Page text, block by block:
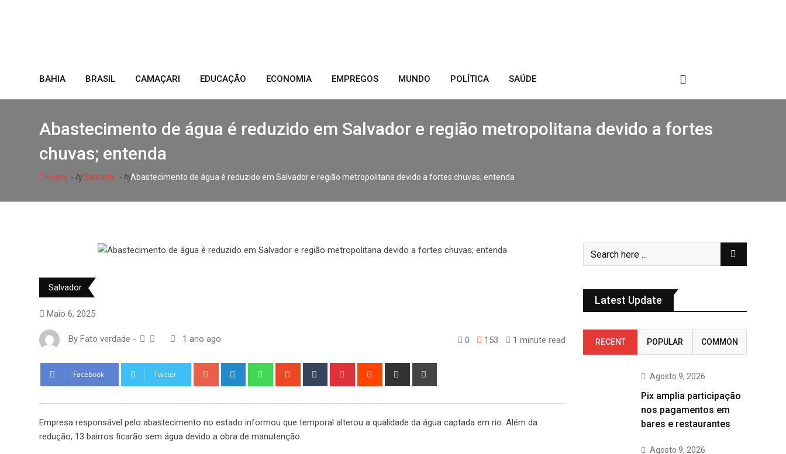
BAHIA BRASIL CAMAÇARI EDUCAÇÃO ECONOMIA EMPREGOS MUNDO POLÍTICA SAÚDE
Abastecimento de água é reduzido em Salvador e região metropolitana devido a fortes
chuvas; entenda
Home - hjSalvador - hjAbastecimento de água é reduzido em Salvador e região metropolitana devido a fortes chuvas; entenda
Salvador
Maio 6, 2025
By Fato verdade - 1 ano ago 0 153 1 minute read
Facebook Twitter Google+ LinkedIn WhatsappStumbleUpon
Tumblr Pinterest Reddit
Share
Empresa responsável pelo abastecimento no estado informou que temporal alterou a qualidade da água captada em rio. Além da
redução, 13 bairros ficarão sem água devido a obra de manutenção.
Latest Update
RECENT POPULAR COMMON
Agosto 9, 2026
Pix amplia participação
nos pagamentos em
bares e restaurantes
Agosto 9, 2026